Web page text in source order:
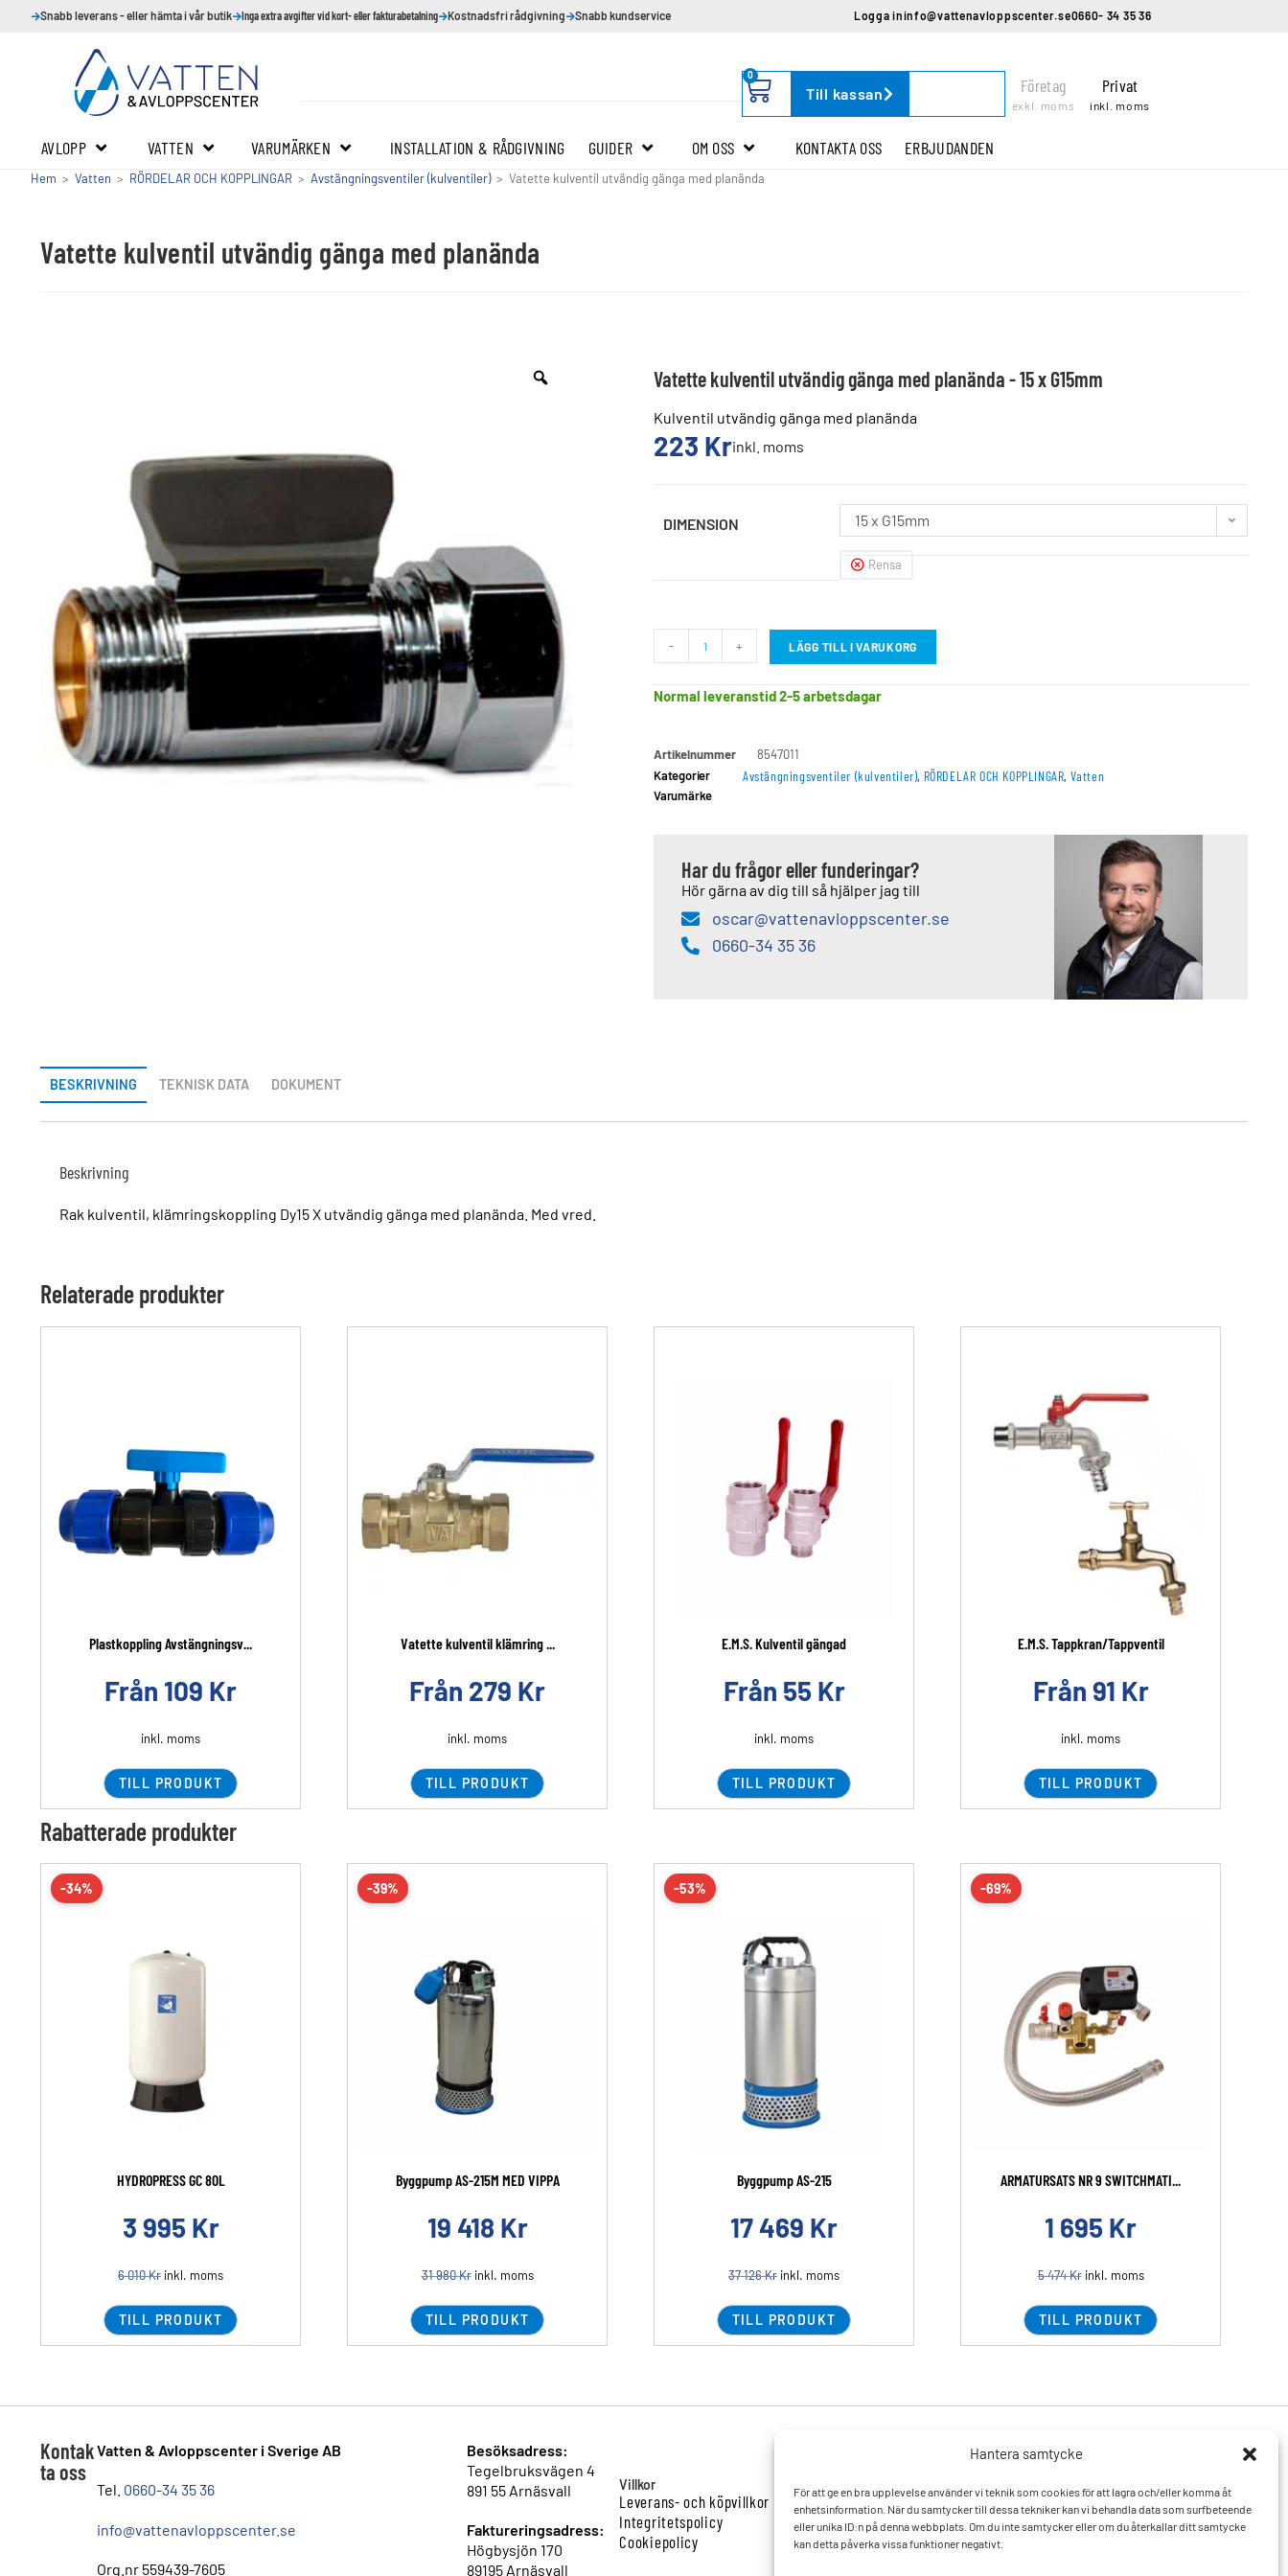
Hantera samtycke
För att ge en bra upplevelse använder vi teknik som cookies för att lagra och/eller komma åt
enhetsinformation. När du samtycker till dessa tekniker kan vi behandla data som surfbeteende
eller unika ID:n på denna webbplats. Om du inte samtycker eller om du återkallar ditt samtycke
kan detta påverka vissa funktioner negativt.
Snabb leverans - eller hämta i vår butik Inga extra avgifter vid kort- eller fakturabetalning Kostnadsfri rådgivning Snabb kundservice Logga ininfo@vattenavloppscenter.se0660- 34 35 36
0
Till kassan Företag
exkl. moms
Privat
inkl. moms
AVLOPP VATTEN VARUMÄRKEN INSTALLATION & RÅDGIVNING GUIDER OM OSS KONTAKTA OSS ERBJUDANDEN
Hem > Vatten > RÖRDELAR OCH KOPPLINGAR > Avstängningsventiler (kulventiler) > Vatette kulventil utvändig gänga med planända
Vatette kulventil utvändig gänga med planända
Vatette kulventil utvändig gänga med planända - 15 x G15mm
Kulventil utvändig gänga med planända
223 Krinkl. moms
DIMENSION 15 x G15mm
Rensa
- + LÄGG TILL I VARUKORG
Normal leveranstid 2-5 arbetsdagar
Artikelnummer
8547011
Kategorier
Avstängningsventiler (kulventiler), RÖRDELAR OCH KOPPLINGAR, Vatten
Varumärke
Har du frågor eller funderingar?
Hör gärna av dig till så hjälper jag till
oscar@vattenavloppscenter.se
0660-34 35 36
BESKRIVNING TEKNISK DATA DOKUMENT
Beskrivning
Rak kulventil, klämringskoppling Dy15 X utvändig gänga med planända. Med vred.
Relaterade produkter
Plastkoppling Avstängningsv...
Från 109 Kr
inkl. moms
TILL PRODUKT
Vatette kulventil klämring ...
Från 279 Kr
inkl. moms
TILL PRODUKT
E.M.S. Kulventil gängad
Från 55 Kr
inkl. moms
TILL PRODUKT
E.M.S. Tappkran/Tappventil
Från 91 Kr
inkl. moms
TILL PRODUKT
Rabatterade produkter
-34%
HYDROPRESS GC 80L
3 995 Kr
6 010Kr inkl. moms
TILL PRODUKT
-39%
Byggpump AS-215M MED VIPPA
19 418 Kr
31 980Krinkl. moms
TILL PRODUKT
-53%
Byggpump AS-215
17 469 Kr
37 126Kr inkl. moms
TILL PRODUKT
-69%
ARMATURSATS NR 9 SWITCHMATI...
1 695 Kr
5 474Krinkl. moms
TILL PRODUKT
Kontak
ta oss
Vatten & Avloppscenter i Sverige AB
Tel. 0660-34 35 36
info@vattenavloppscenter.se
Org.nr 559439-7605
Besöksadress:
Tegelbruksvägen 4
891 55 Arnäsvall
Faktureringsadress:
Högbysjön 170
89195 Arnäsvall
Villkor
Leverans- och köpvillkor
Integritetspolicy
Cookiepolicy
Produkter
Varumärken
Mitt konto
Resurser
Vanliga frågor och svar
Kontakta oss
Hitta till oss